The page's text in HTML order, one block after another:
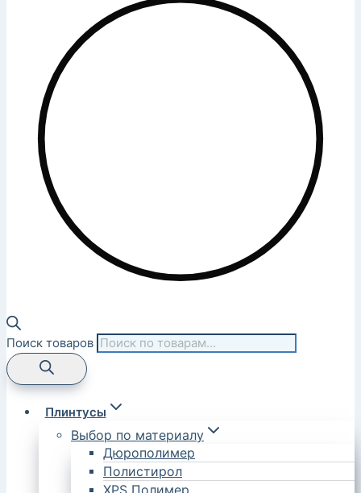
Поиск товаров
Плинтусы
Выбор по материалу
Дюрополимер
Полистирол
XPS Полимер